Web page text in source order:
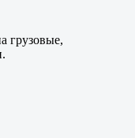
грузовые,